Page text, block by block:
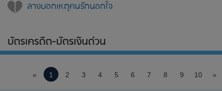
ลางบอกเหตุคนรักนอกใจ
บัตรเครดิต-บัตรเงินด่วน
« 1 2 3 4 5 6 7 8 9 10 »